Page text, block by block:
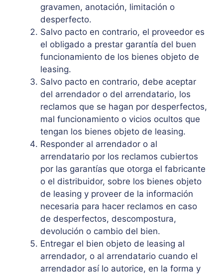
gravamen, anotación, limitación o
desperfecto.
Salvo pacto en contrario, el proveedor es
el obligado a prestar garantía del buen
funcionamiento de los bienes objeto de
leasing.
Salvo pacto en contrario, debe aceptar
del arrendador o del arrendatario, los
reclamos que se hagan por desperfectos,
mal funcionamiento o vicios ocultos que
tengan los bienes objeto de leasing.
Responder al arrendador o al
arrendatario por los reclamos cubiertos
por las garantías que otorga el fabricante
o el distribuidor, sobre los bienes objeto
de leasing y proveer de la información
necesaria para hacer reclamos en caso
de desperfectos, descompostura,
devolución o cambio del bien.
Entregar el bien objeto de leasing al
arrendador, o al arrendatario cuando el
arrendador así lo autorice, en la forma y